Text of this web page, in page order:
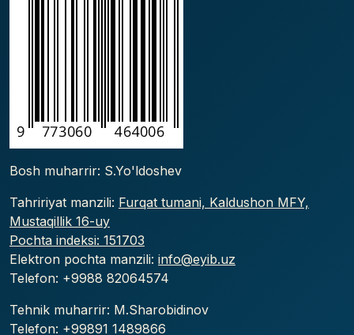
Bosh muharrir: S.Yo'ldoshev
Tahririyat manzili: Furqat tumani, Kaldushon MFY,
Mustaqillik 16-uy
Pochta indeksi: 151703
Elektron pochta manzili: info@eyib.uz
Telefon: +9988 82064574
Tehnik muharrir: M.Sharobidinov
Telefon: +99891 1489866